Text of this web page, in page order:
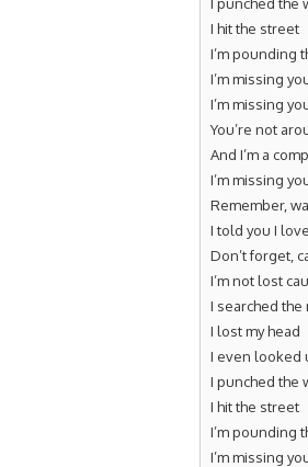
I hit the street
I’m pounding
I’m missing
I’m missing
You’re not
And I’m a
I’m missing
Remember,
I told you I
Don’t forget,
I’m not lost
I searched the
I lost my head
I even looked
I punched the
I hit the street
I’m pounding
I’m missing